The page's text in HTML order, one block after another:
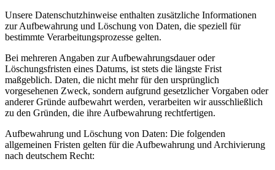
Unsere Datenschutzhinweise enthalten zusätzliche Informationen
zur Aufbewahrung und Löschung von Daten, die speziell für
bestimmte Verarbeitungsprozesse gelten.
Bei mehreren Angaben zur Aufbewahrungsdauer oder
Löschungsfristen eines Datums, ist stets die längste Frist
maßgeblich. Daten, die nicht mehr für den ursprünglich
vorgesehenen Zweck, sondern aufgrund gesetzlicher Vorgaben oder
anderer Gründe aufbewahrt werden, verarbeiten wir ausschließlich
zu den Gründen, die ihre Aufbewahrung rechtfertigen.
Aufbewahrung und Löschung von Daten: Die folgenden
allgemeinen Fristen gelten für die Aufbewahrung und Archivierung
nach deutschem Recht: